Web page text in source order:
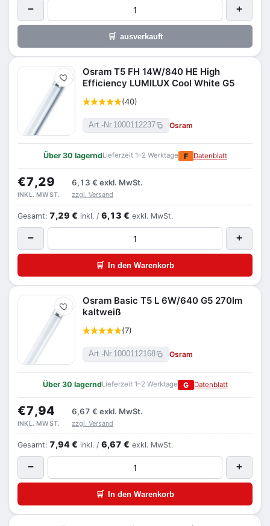
− +
🛒 ausverkauft
Merken
Osram T5 FH 14W/840 HE High
Efficiency LUMILUX Cool White G5
(40)
Art.-Nr.1000112237 Osram
Über 30 lagerndLieferzeit 1–2 Werktage F Datenblatt
€7,29 6,13 € exkl. MwSt.
INKL. MWST. zzgl. Versand
Gesamt: 7,29 € inkl. / 6,13 € exkl. MwSt.
− +
🛒 In den Warenkorb
Merken
Osram Basic T5 L 6W/640 G5 270lm
kaltweiß
(7)
Art.-Nr.1000112168 Osram
Über 30 lagerndLieferzeit 1–2 Werktage G Datenblatt
€7,94 6,67 € exkl. MwSt.
INKL. MWST. zzgl. Versand
Gesamt: 7,94 € inkl. / 6,67 € exkl. MwSt.
− +
🛒 In den Warenkorb